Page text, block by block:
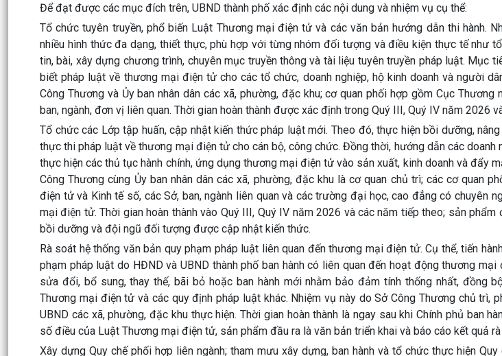
Để đạt được các mục đích trên, UBND thành phố xác định các nội dung và nhiệm vụ cụ thể:
Tổ chức tuyên truyền, phổ biến Luật Thương mại điện tử và các văn bản hướng dẫn thi hành.
nhiều hình thức đa dạng, thiết thực, phù hợp với từng nhóm đối tượng và điều kiện thực tế như
tin, bài, xây dựng chương trình, chuyên mục truyền thông và tài liệu tuyên truyền pháp luật. Mục
biết pháp luật về thương mại điện tử cho các tổ chức, doanh nghiệp, hộ kinh doanh và người
Công Thương và Ủy ban nhân dân các xã, phường, đặc khu; cơ quan phối hợp gồm Cục
ban, ngành, đơn vị liên quan. Thời gian hoàn thành được xác định trong Quý III, Quý IV năm 2026
Tổ chức các Lớp tập huấn, cập nhật kiến thức pháp luật mới. Theo đó, thực hiện bồi dưỡng,
thực thi pháp luật về thương mại điện tử cho cán bộ, công chức. Đồng thời, hướng dẫn các doanh
thực hiện các thủ tục hành chính, ứng dụng thương mại điện tử vào sản xuất, kinh doanh và đẩy
Công Thương cùng Ủy ban nhân dân các xã, phường, đặc khu là cơ quan chủ trì; các cơ quan
điện tử và Kinh tế số, các Sở, ban, ngành liên quan và các trường đại học, cao đẳng có chuyên
mại điện tử. Thời gian hoàn thành vào Quý III, Quý IV năm 2026 và các năm tiếp theo; sản
bồi dưỡng và đội ngũ đối tượng được cập nhật kiến thức.
Rà soát hệ thống văn bản quy phạm pháp luật liên quan đến thương mại điện tử. Cụ thể, tiến
phạm pháp luật do HĐND và UBND thành phố ban hành có liên quan đến hoạt động thương
sửa đổi, bổ sung, thay thế, bãi bỏ hoặc ban hành mới nhằm bảo đảm tính thống nhất, đồng
Thương mại điện tử và các quy định pháp luật khác. Nhiệm vụ này do Sở Công Thương chủ trì,
UBND các xã, phường, đặc khu thực hiện. Thời gian hoàn thành là ngay sau khi Chính phủ ban
số điều của Luật Thương mại điện tử, sản phẩm đầu ra là văn bản triển khai và báo cáo kết quả
Xây dựng Quy chế phối hợp liên ngành; tham mưu xây dựng, ban hành và tổ chức thực hiện